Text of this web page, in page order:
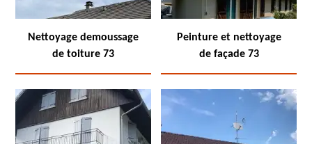
Nettoyage demoussage
de toiture 73
Peinture et nettoyage
de façade 73